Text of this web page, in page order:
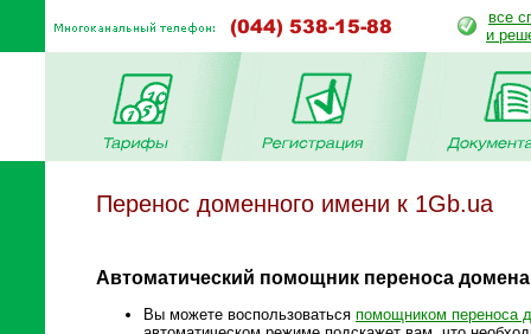
все
и
Перенос доменного имени к 1Gb.ua
Автоматический помощник переноса домена
Вы можете воспользоваться помощником переноса